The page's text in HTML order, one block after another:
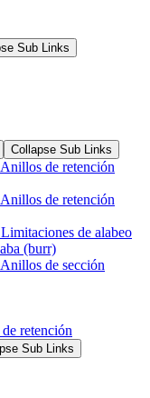
Sub Links
Collapse Sub Links
de retención
de retención
de alabeo
(burr)
de sección
retención
Sub Links